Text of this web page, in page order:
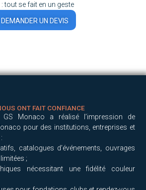
tout se fait en un geste
DEMANDER UN DEVIS
ONT FAIT CONFIANCE
Monaco a réalisé l’impression de
pour des institutions, entreprises et
catalogues d’événements, ouvrages
;
nécessitant une fidélité couleur